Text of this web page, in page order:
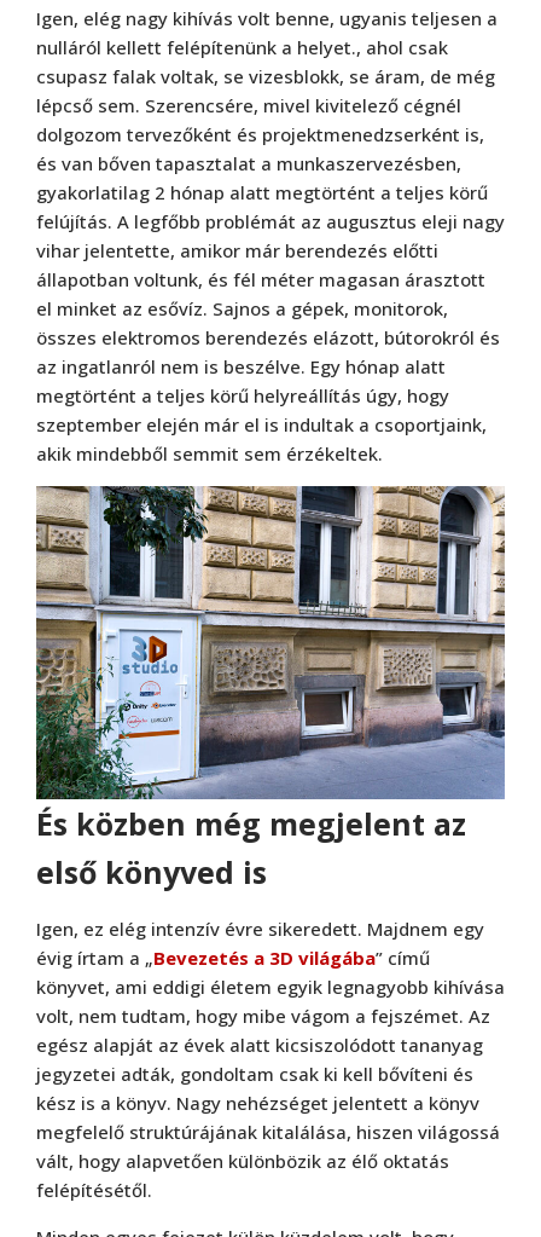
Igen, elég nagy kihívás volt benne, ugyanis teljesen a
nulláról kellett felépítenünk a helyet., ahol csak
csupasz falak voltak, se vizesblokk, se áram, de még
lépcső sem. Szerencsére, mivel kivitelező cégnél
dolgozom tervezőként és projektmenedzserként is,
és van bőven tapasztalat a munkaszervezésben,
gyakorlatilag 2 hónap alatt megtörtént a teljes körű
felújítás. A legfőbb problémát az augusztus eleji nagy
vihar jelentette, amikor már berendezés előtti
állapotban voltunk, és fél méter magasan árasztott
el minket az esővíz. Sajnos a gépek, monitorok,
összes elektromos berendezés elázott, bútorokról és
az ingatlanról nem is beszélve. Egy hónap alatt
megtörtént a teljes körű helyreállítás úgy, hogy
szeptember elején már el is indultak a csoportjaink,
akik mindebből semmit sem érzékeltek.
És közben még megjelent az
első könyved is
Igen, ez elég intenzív évre sikeredett. Majdnem egy
évig írtam a „Bevezetés a 3D világába” című
könyvet, ami eddigi életem egyik legnagyobb kihívása
volt, nem tudtam, hogy mibe vágom a fejszémet. Az
egész alapját az évek alatt kicsiszolódott tananyag
jegyzetei adták, gondoltam csak ki kell bővíteni és
kész is a könyv. Nagy nehézséget jelentett a könyv
megfelelő struktúrájának kitalálása, hiszen világossá
vált, hogy alapvetően különbözik az élő oktatás
felépítésétől.